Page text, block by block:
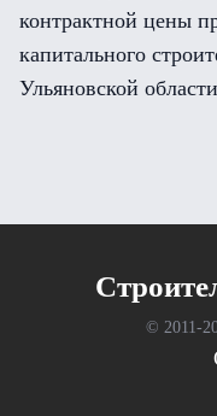
контрактной цены
капитального
Ульяновской
© 2011-